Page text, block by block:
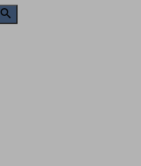

Search